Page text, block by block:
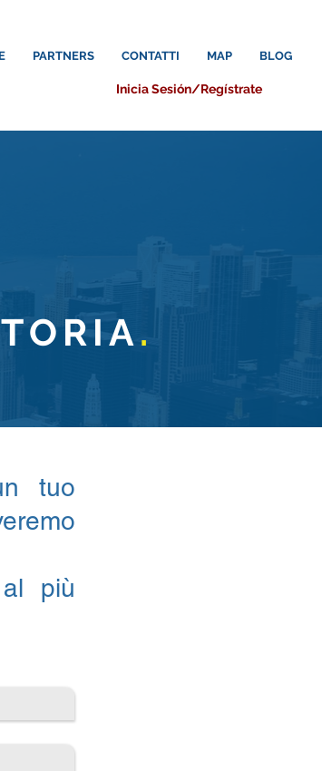
PARTNERS CONTATTI MAP BLOG
Inicia Sesión/Regístrate
.
tuo
più